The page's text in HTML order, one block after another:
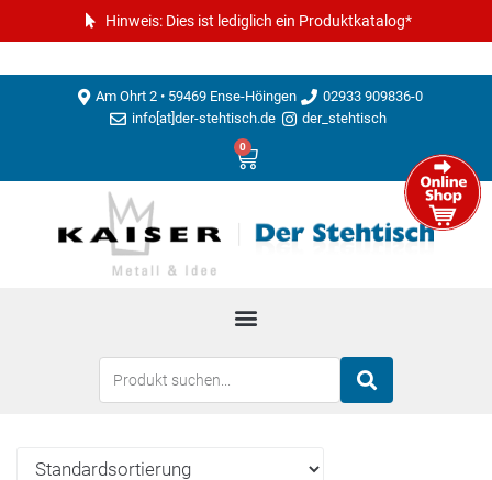
Hinweis: Dies ist lediglich ein Produktkatalog*
Am Ohrt 2 • 59469 Ense-Höingen
02933 909836-0
info[at]der-stehtisch.de
der_stehtisch
0